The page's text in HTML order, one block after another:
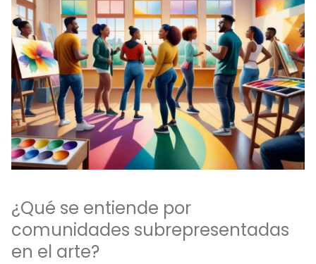
¿Qué se entiende por
comunidades subrepresentadas
en el arte?